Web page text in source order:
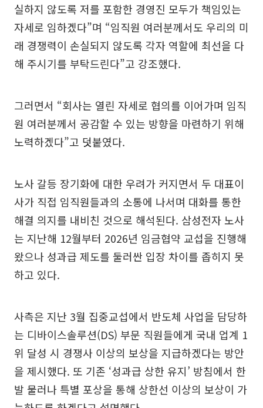
실하지 않도록 저를 포함한 경영진 모두가 책임있는
자세로 임하겠다”며 “임직원 여러분께서도 우리의 미
래 경쟁력이 손실되지 않도록 각자 역할에 최선을 다
해 주시기를 부탁드린다”고 강조했다.
그러면서 “회사는 열린 자세로 협의를 이어가며 임직
원 여러분께서 공감할 수 있는 방향을 마련하기 위해
노력하겠다”고 덧붙였다.
노사 갈등 장기화에 대한 우려가 커지면서 두 대표이
사가 직접 임직원들과의 소통에 나서며 대화를 통한
해결 의지를 내비친 것으로 해석된다. 삼성전자 노사
는 지난해 12월부터 2026년 임금협약 교섭을 진행해
왔으나 성과급 제도를 둘러싼 입장 차이를 좁히지 못
하고 있다.
사측은 지난 3월 집중교섭에서 반도체 사업을 담당하
는 디바이스솔루션(DS) 부문 직원들에게 국내 업계 1
위 달성 시 경쟁사 이상의 보상을 지급하겠다는 방안
을 제시했다. 또 기존 ‘성과급 상한 유지’ 방침에서 한
발 물러나 특별 포상을 통해 상한선 이상의 보상이 가